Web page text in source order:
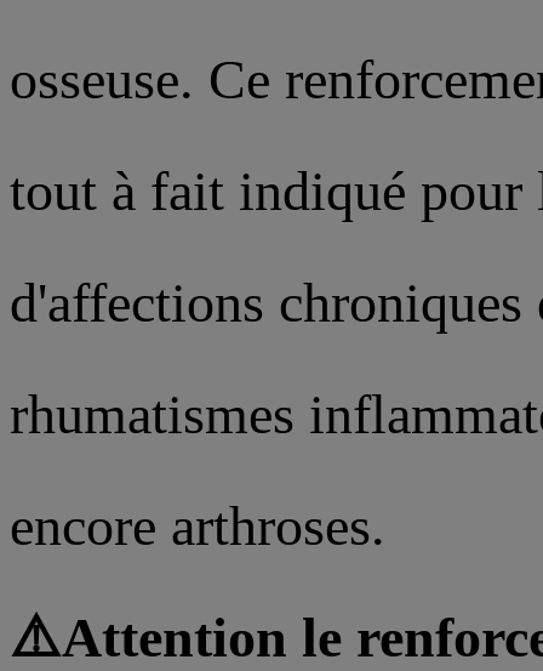
osseuse. Ce
tout à fait indiqué
d'affections
rhumatismes
encore arthroses.
⚠️Attention le